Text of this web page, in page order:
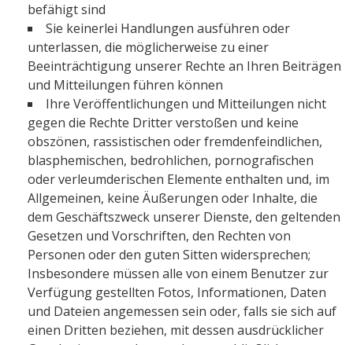
befähigt sind
Sie keinerlei Handlungen ausführen oder
unterlassen, die möglicherweise zu einer
Beeinträchtigung unserer Rechte an Ihren Beiträgen
und Mitteilungen führen können
Ihre Veröffentlichungen und Mitteilungen nicht
gegen die Rechte Dritter verstoßen und keine
obszönen, rassistischen oder fremdenfeindlichen,
blasphemischen, bedrohlichen, pornografischen
oder verleumderischen Elemente enthalten und, im
Allgemeinen, keine Äußerungen oder Inhalte, die
dem Geschäftszweck unserer Dienste, den geltenden
Gesetzen und Vorschriften, den Rechten von
Personen oder den guten Sitten widersprechen;
Insbesondere müssen alle von einem Benutzer zur
Verfügung gestellten Fotos, Informationen, Daten
und Dateien angemessen sein oder, falls sie sich auf
einen Dritten beziehen, mit dessen ausdrücklicher